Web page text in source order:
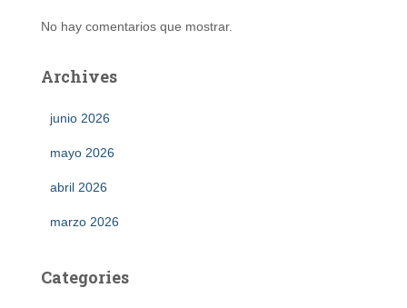
No hay comentarios que mostrar.
Archives
junio 2026
mayo 2026
abril 2026
marzo 2026
Categories